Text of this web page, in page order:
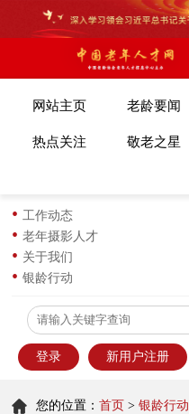
网站主页 老龄要闻
热点关注 敬老之星
各地动态
生活新知
为老服务
工作动态
老年摄影人才
关于我们
银龄行动
登录 新用户注册
您的位置：首页 >银龄行动